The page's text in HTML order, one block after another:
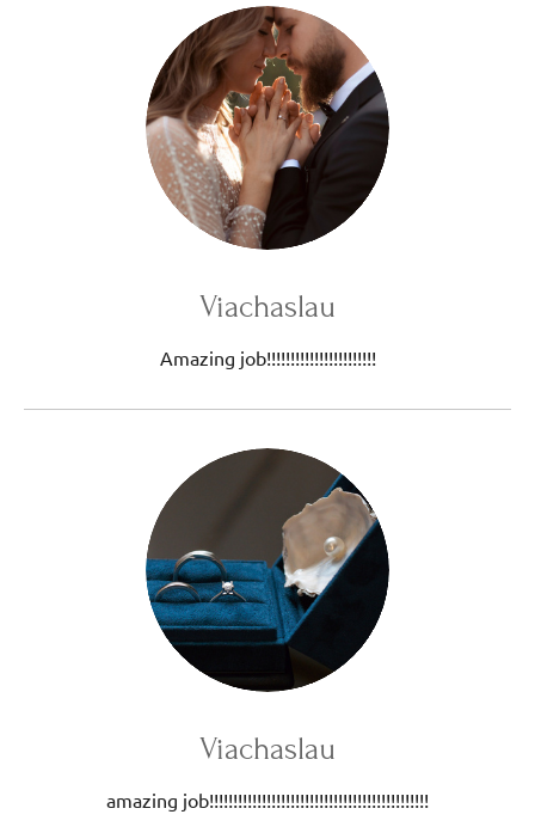
Viachaslau
Amazing job!!!!!!!!!!!!!!!!!!!!!!!
Viachaslau
amazing job!!!!!!!!!!!!!!!!!!!!!!!!!!!!!!!!!!!!!!!!!!!!!!